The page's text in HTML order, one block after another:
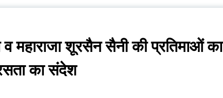
व महाराजा शूरसैन सैनी की प्रतिमाओं का
का संदेश